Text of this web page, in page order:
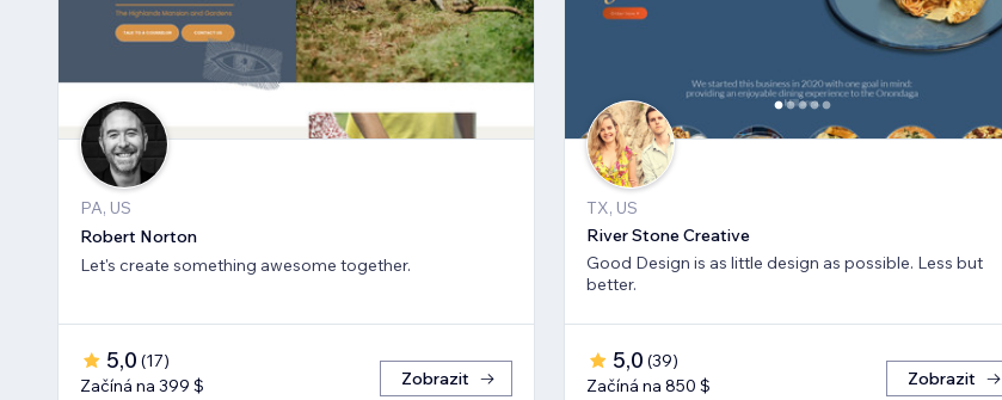
PA, US
Robert Norton
Let's create something awesome together.
5,0 (17)
Začíná na 399 $
Zobrazit
TX, US
River Stone Creative
Good Design is as little design as possible. Less but
better.
5,0 (39)
Začíná na 850 $
Zobrazit